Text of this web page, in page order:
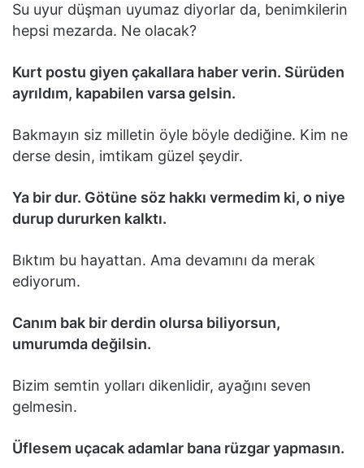
Su uyur düşman uyumaz diyorlar da, benimkilerin
hepsi mezarda. Ne olacak?
Kurt postu giyen çakallara haber verin. Sürüden
ayrıldım, kapabilen varsa gelsin.
Bakmayın siz milletin öyle böyle dediğine. Kim ne
derse desin, imtikam güzel şeydir.
Ya bir dur. Götüne söz hakkı vermedim ki, o niye
durup dururken kalktı.
Bıktım bu hayattan. Ama devamını da merak
ediyorum.
Canım bak bir derdin olursa biliyorsun,
umurumda değilsin.
Bizim semtin yolları dikenlidir, ayağını seven
gelmesin.
Üflesem uçacak adamlar bana rüzgar yapmasın.